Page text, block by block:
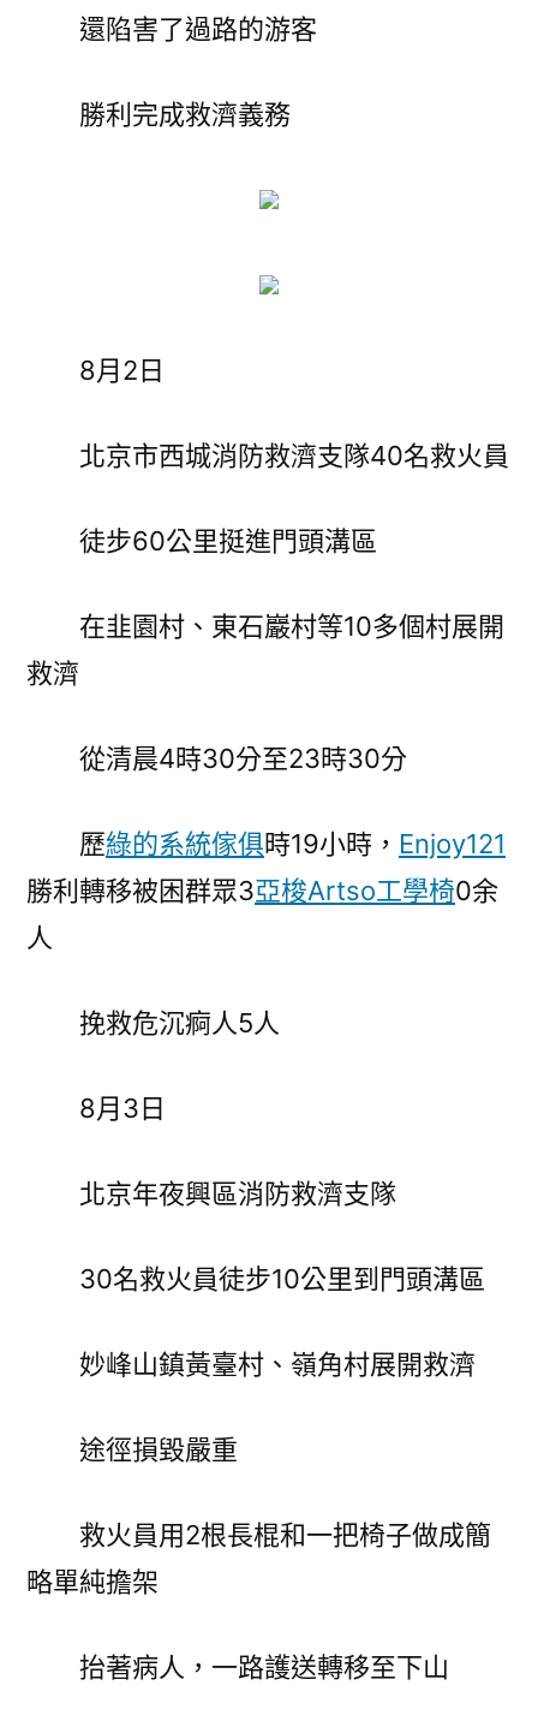
還陷害了過路的游客
勝利完成救濟義務
8月2日
北京市西城消防救濟支隊40名救火員
徒步60公里挺進門頭溝區
在韭園村、東石巖村等10多個村展開
救濟
從清晨4時30分至23時30分
歷綠的系統傢俱時19小時， Enjoy121
勝利轉移被困群眾3亞梭Artso工學椅0余
人
挽救危沉痾人5人
8月3日
北京年夜興區消防救濟支隊
30名救火員徒步10公里到門頭溝區
妙峰山鎮黃臺村、嶺角村展開救濟
途徑損毀嚴重
救火員用2根長棍和一把椅子做成簡
略單純擔架
抬著病人，一路護送轉移至下山